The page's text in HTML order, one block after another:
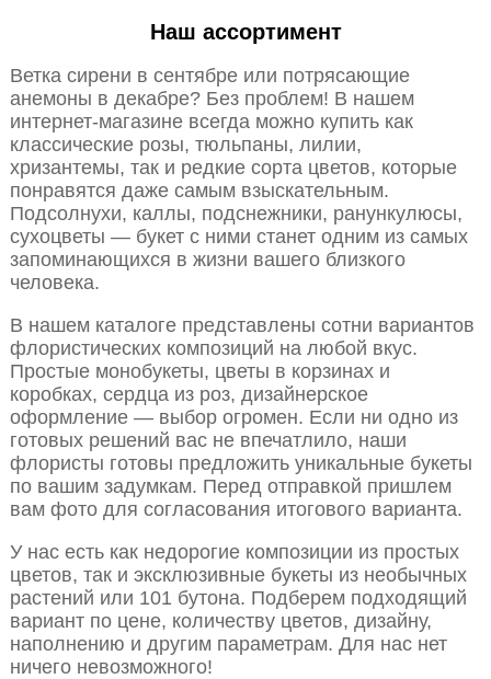
Наш ассортимент
Ветка сирени в сентябре или потрясающие
анемоны в декабре? Без проблем! В нашем
интернет-магазине всегда можно купить как
классические розы, тюльпаны, лилии,
хризантемы, так и редкие сорта цветов, которые
понравятся даже самым взыскательным.
Подсолнухи, каллы, подснежники, ранункулюсы,
сухоцветы — букет с ними станет одним из самых
запоминающихся в жизни вашего близкого
человека.
В нашем каталоге представлены сотни вариантов
флористических композиций на любой вкус.
Простые монобукеты, цветы в корзинах и
коробках, сердца из роз, дизайнерское
оформление — выбор огромен. Если ни одно из
готовых решений вас не впечатлило, наши
флористы готовы предложить уникальные букеты
по вашим задумкам. Перед отправкой пришлем
вам фото для согласования итогового варианта.
У нас есть как недорогие композиции из простых
цветов, так и эксклюзивные букеты из необычных
растений или 101 бутона. Подберем подходящий
вариант по цене, количеству цветов, дизайну,
наполнению и другим параметрам. Для нас нет
ничего невозможного!